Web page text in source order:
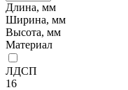
Длина, мм
Ширина, мм
Высота, мм
Материал
ЛДСП
16